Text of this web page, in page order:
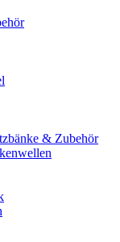
& Zubehör